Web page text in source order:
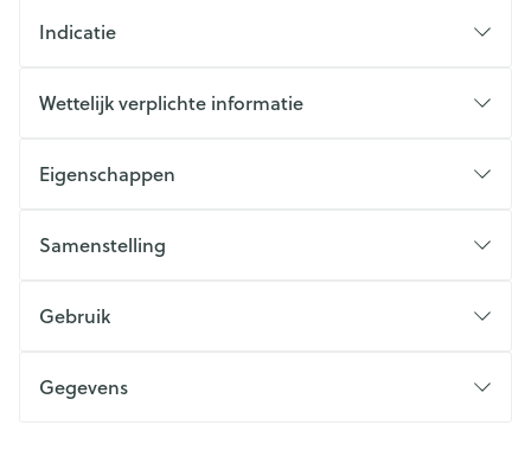
Indicatie
Wettelijk verplichte informatie
Eigenschappen
Samenstelling
Gebruik
Gegevens